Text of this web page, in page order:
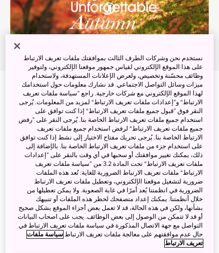
نيكو
تُعدّ نيكو في توتشيغي وجهة تجمع بين الطبيعة الغنية والثقافة
نستخدم نحن وشركات الطرف الثالث بموافقتك ملفات تعريف الارتباط
على هذا الموقع الإلكتروني لقياس جمهور موقعنا الإلكتروني، ولتوفير
وظائف محسّنة وتخصيص، ولعرض الإعلانات المستهدفة، ولاستخدام
ميزات وسائل التواصل الاجتماعي. قد نشارك معلومات حول استخدامك
لهذا الموقع الإلكتروني مع شركات خارجية. راجع ”سياسة ملفات تعريف
الارتباط“ و”إعدادات ملفات تعريف الارتباط“ لمزيد من المعلومات. يُرجى
النقر فوق ”قبول جميع ملفات تعريف الارتباط“ إذا كنت توافق على
استخدام جميع ملفات تعريف الارتباط الخاصة بنا. يُرجى النقر على ”رفض
جميع ملفات تعريف الارتباط“ لرفض استخدام جميع ملفات تعريف
الارتباط الخاصة بنا. يُرجى تحريك مفتاح الاختيار إلى نشط إذا كنت توافق
على استخدام جزء من ملفات تعريف الارتباط الخاصة بنا. بالإضافة إلى
ذلك، يمكنك تغيير موافقتك أو سحبها في أي وقت بالنقر على ”إعدادات
ملفات تعريف الارتباط“ تحت المادة 3.2 من ”سياسة ملفات تعريف
الارتباط“ ملفات تعريف الارتباط الضرورية للغاية: تُعد هذه الملفات
ضرورية لتشغيل موقعنا الإلكتروني، وتعطيل ملفات تعريف الارتباط
الضرورية في انظمتنا يُعد أمرًا في غاية الصعوبة. ولا يمكن تعطيلها من
خلال أنظمتنا. يمكنك إعداد متصفحك لحظر هذه الملفات أو تنبيهك
بشأنها، ولكن في هذه الحالة، قد لا تعمل بعض أجزاء الموقع بشكل صحيح
أو قد لا تتمكن من الوصول إلى بعض الوظائف. يجب على اصحاب البيانات
التواصل مع جهة الاتصال المذكورة في سياسة ملفات تعريف الارتباط في
حال عدم موافقتهم على معالجة ملفات تعريف الارتباطسياسة ملفات
تعريف الارتباط